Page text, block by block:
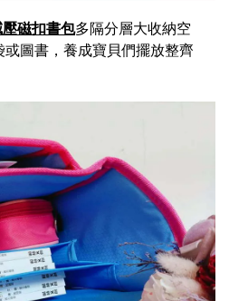
磁扣書包多隔分層大收納空
圖書，養成寶貝們擺放整齊